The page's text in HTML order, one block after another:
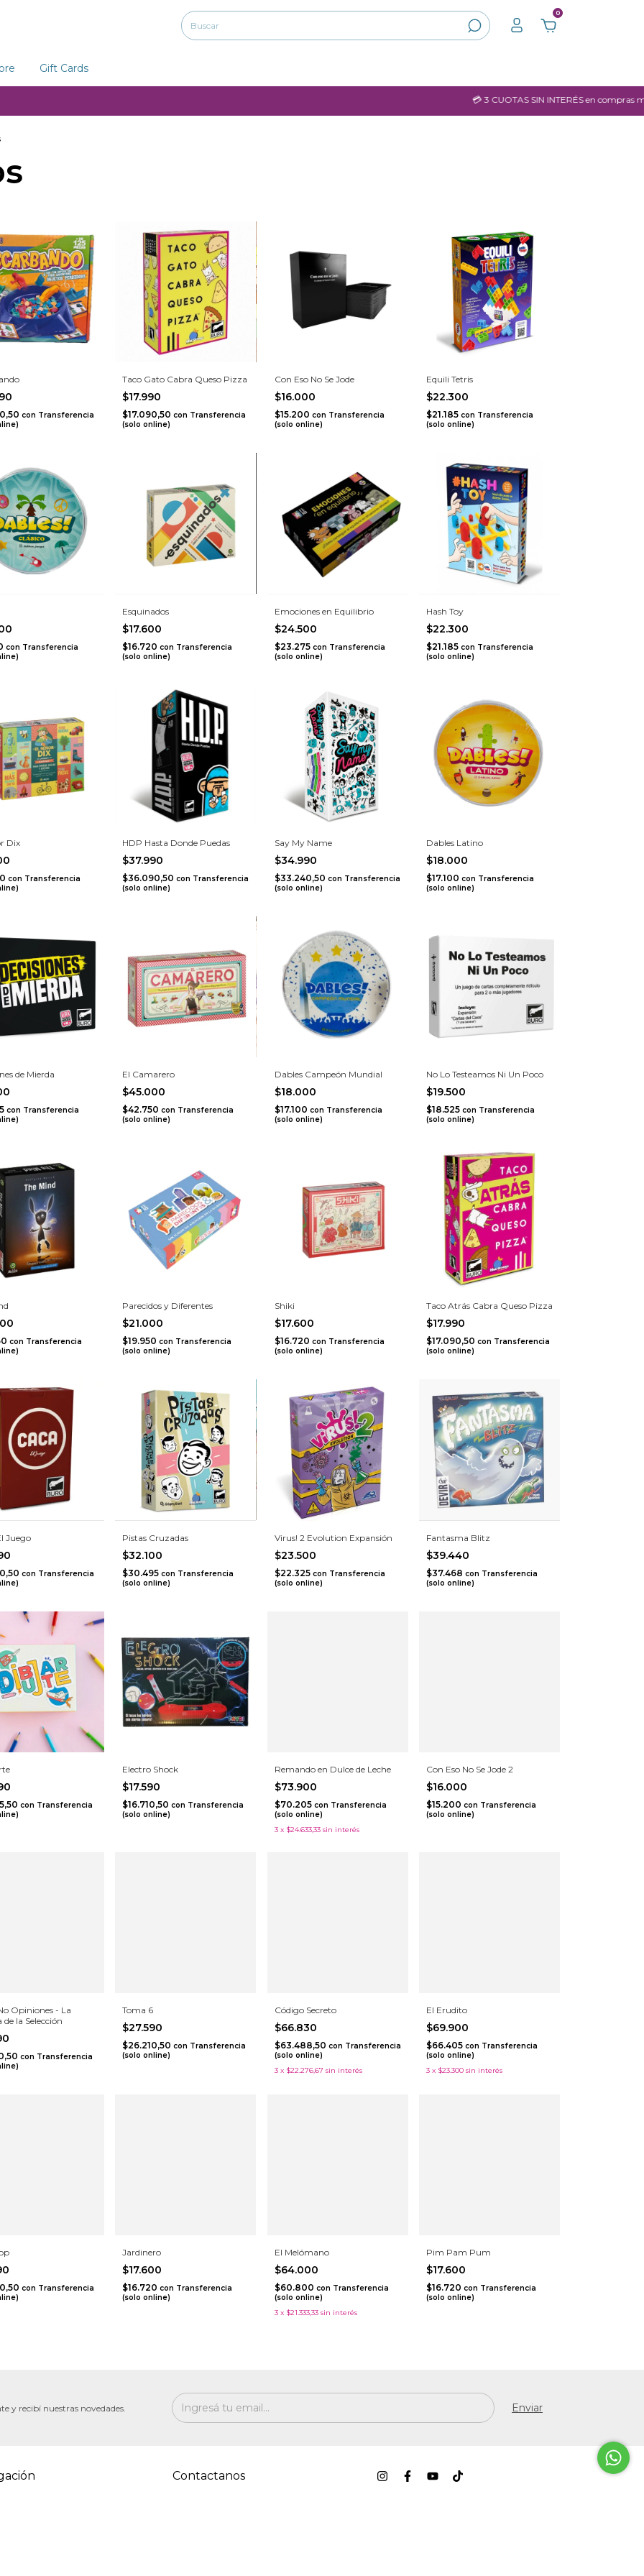
0
Gift Cards
💳 3 CUOTAS SIN INTERÉS en compras mayores a
con Transferencia
Taco Gato Cabra Queso Pizza
$17.990
$17.090,50con Transferencia
(solo online)
Con Eso No Se Jode
$16.000
$15.200 con Transferencia
(solo online)
Equili Tetris
$22.300
$21.185 con Transferencia
(solo online)
con Transferencia
Esquinados
$17.600
$16.720con Transferencia
(solo online)
Emociones en Equilibrio
$24.500
$23.275 con Transferencia
(solo online)
Hash Toy
$22.300
$21.185 con Transferencia
(solo online)
Dix
con Transferencia
HDP Hasta Donde Puedas
$37.990
$36.090,50con Transferencia
(solo online)
Say My Name
$34.990
$33.240,50 con Transferencia
(solo online)
Dables Latino
$18.000
$17.100 con Transferencia
(solo online)
de Mierda
con Transferencia
El Camarero
$45.000
$42.750con Transferencia
(solo online)
Dables Campeón Mundial
$18.000
$17.100 con Transferencia
(solo online)
No Lo Testeamos Ni Un Poco
$19.500
$18.525 con Transferencia
(solo online)
con Transferencia
Parecidos y Diferentes
$21.000
$19.950con Transferencia
(solo online)
Shiki
$17.600
$16.720 con Transferencia
(solo online)
Taco Atrás Cabra Queso Pizza
$17.990
$17.090,50 con Transferencia
(solo online)
Juego
con Transferencia
Pistas Cruzadas
$32.100
$30.495con Transferencia
(solo online)
Virus! 2 Evolution Expansión
$23.500
$22.325 con Transferencia
(solo online)
Fantasma Blitz
$39.440
$37.468 con Transferencia
(solo online)
con Transferencia
Electro Shock
$17.590
$16.710,50con Transferencia
(solo online)
Remando en Dulce de Leche
$73.900
$70.205 con Transferencia
(solo online)
3 x $24.633,33 sin interés
Con Eso No Se Jode 2
$16.000
$15.200 con Transferencia
(solo online)
Opiniones - La
de la Selección
con Transferencia
Toma 6
$27.590
$26.210,50con Transferencia
(solo online)
Código Secreto
$66.830
$63.488,50 con Transferencia
(solo online)
3 x $22.276,67 sin interés
El Erudito
$69.900
$66.405 con Transferencia
(solo online)
3 x $23.300 sin interés
con Transferencia
Jardinero
$17.600
$16.720con Transferencia
(solo online)
El Melómano
$64.000
$60.800 con Transferencia
(solo online)
3 x $21.333,33 sin interés
Pim Pam Pum
$17.600
$16.720 con Transferencia
(solo online)
y recibí nuestras novedades.
Contactanos